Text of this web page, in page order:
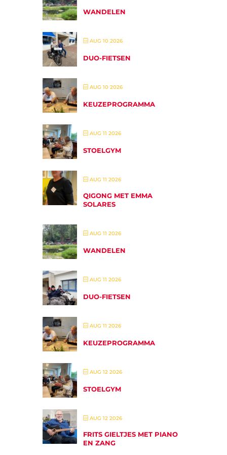
WANDELEN
AUG 10 2026
DUO-FIETSEN
AUG 10 2026
KEUZEPROGRAMMA
AUG 11 2026
STOELGYM
AUG 11 2026
QIGONG MET EMMA
SOLARES
AUG 11 2026
WANDELEN
AUG 11 2026
DUO-FIETSEN
AUG 11 2026
KEUZEPROGRAMMA
AUG 12 2026
STOELGYM
AUG 12 2026
FRITS GIELTJES MET PIANO
EN ZANG